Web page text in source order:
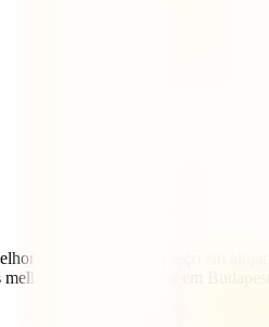
relação qualidade/preço em
planos low cost em